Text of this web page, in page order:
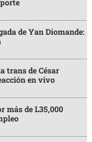
de Yan Diomande:
trans de César
en vivo
más de L35,000